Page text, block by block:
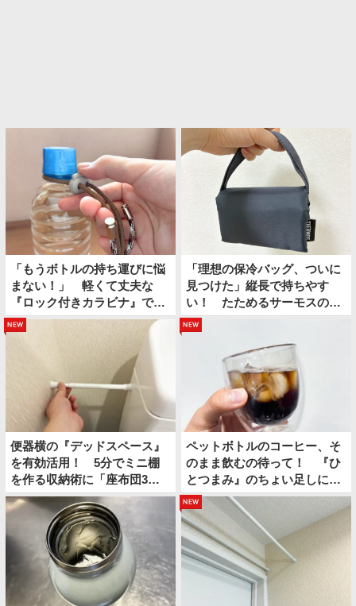
「もうボトルの持ち運びに悩
まない！」 軽くて丈夫な
『ロック付きカラビナ』で夏
のお出かけが快適になる
「理想の保冷バッグ、ついに
見つけた」縦長で持ちやす
い！ たためるサーモスの保
冷ショッピングバッグ
便器横の『デッドスペース』
を有効活用！ 5分でミニ棚
を作る収納術に「座布団3
枚！」
ペットボトルのコーヒー、そ
のまま飲むの待って！ 『ひ
とつまみ』のちょい足しに
「夏にぴったり」「クセにな
る」
new